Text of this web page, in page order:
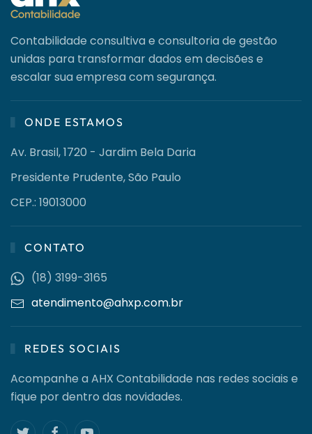
Contabilidade consultiva e consultoria de gestão
unidas para transformar dados em decisões e
escalar sua empresa com segurança.
ONDE ESTAMOS
Av. Brasil, 1720 - Jardim Bela Daria
Presidente Prudente, São Paulo
CEP.: 19013000
CONTATO
(18) 3199-3165
atendimento@ahxp.com.br
REDES SOCIAIS
Acompanhe a AHX Contabilidade nas redes sociais e
fique por dentro das novidades.